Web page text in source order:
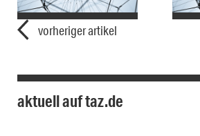
vorheriger artikel
aktuell auf taz.de